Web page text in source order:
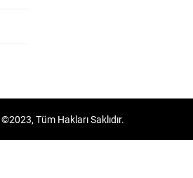
Tüm Hakları Saklıdır.